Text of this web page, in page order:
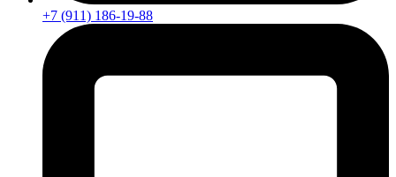
+7 (911) 186-19-88